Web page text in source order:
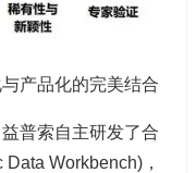
产品化的完美结合
普索自主研发了合
Workbench)，